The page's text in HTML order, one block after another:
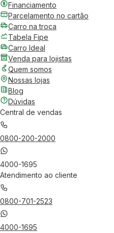
Financiamento
Parcelamento no cartão
Carro na troca
Tabela Fipe
Carro Ideal
Venda para lojistas
Quem somos
Nossas lojas
Blog
Dúvidas
Central de vendas
0800-200-2000
4000-1695
Atendimento ao cliente
0800-701-2523
4000-1695